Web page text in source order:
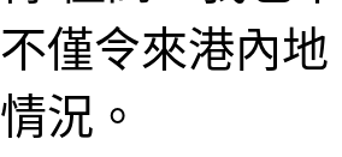
僅令來港內
況。